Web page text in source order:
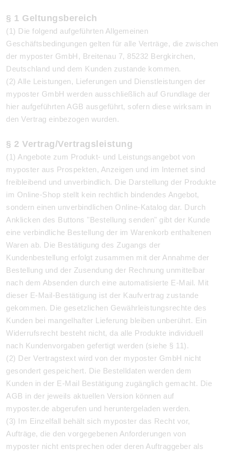
§ 1 Geltungsbereich
(1) Die folgend aufgeführten Allgemeinen
Geschäftsbedingungen gelten für alle Verträge, die zwischen
der myposter GmbH, Breitenau 7, 85232 Bergkirchen,
Deutschland und dem Kunden zustande kommen.
(2) Alle Leistungen, Lieferungen und Dienstleistungen der
myposter GmbH werden ausschließlich auf Grundlage der
hier aufgeführten AGB ausgeführt, sofern diese wirksam in
den Vertrag einbezogen wurden.
§ 2 Vertrag/Vertragsleistung
(1) Angebote zum Produkt- und Leistungsangebot von
myposter aus Prospekten, Anzeigen und im Internet sind
freibleibend und unverbindlich. Die Darstellung der Produkte
im Online-Shop stellt kein rechtlich bindendes Angebot,
sondern einen unverbindlichen Online-Katalog dar. Durch
Anklicken des Buttons "Bestellung senden" gibt der Kunde
eine verbindliche Bestellung der im Warenkorb enthaltenen
Waren ab. Die Bestätigung des Zugangs der
Kundenbestellung erfolgt zusammen mit der Annahme der
Bestellung und der Zusendung der Rechnung unmittelbar
nach dem Absenden durch eine automatisierte E-Mail. Mit
dieser E-Mail-Bestätigung ist der Kaufvertrag zustande
gekommen. Die gesetzlichen Gewährleistungsrechte des
Kunden bei mangelhafter Lieferung bleiben unberührt. Ein
Widerrufsrecht besteht nicht, da alle Produkte individuell
nach Kundenvorgaben gefertigt werden (siehe § 11).
(2) Der Vertragstext wird von der myposter GmbH nicht
gesondert gespeichert. Die Bestelldaten werden dem
Kunden in der E-Mail Bestätigung zugänglich gemacht. Die
AGB in der jeweils aktuellen Version können auf
myposter.de abgerufen und heruntergeladen werden.
(3) Im Einzelfall behält sich myposter das Recht vor,
Aufträge, die den vorgegebenen Anforderungen von
myposter nicht entsprechen oder deren Auftraggeber als